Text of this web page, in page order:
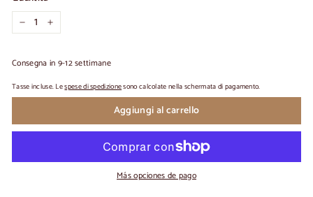
+
Consegna in 9-12 settimane
Tasse incluse. Lespese di spedizionesono calcolate nella schermata di pagamento.
Aggiungi al carrello
Más opciones de pago